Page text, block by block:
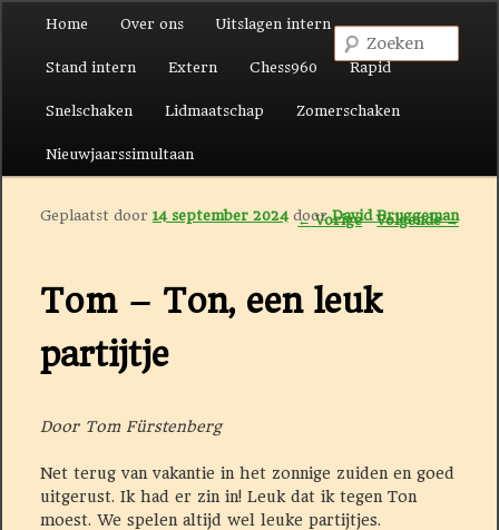
Spring naar de primaire inhoud
Spring naar de secundaire inhoud
Home Over ons Uitslagen intern
Stand intern Extern Chess960 Rapid
Snelschaken Lidmaatschap Zomerschaken
Nieuwjaarssimultaan
Berichtnavigatie
←Vorige Volgende→
Tom – Ton, een leuk
partijtje
Geplaatst door 14 september 2024 doorDavid Bruggeman
Door Tom Fürstenberg
Net terug van vakantie in het zonnige zuiden en goed
uitgerust. Ik had er zin in! Leuk dat ik tegen Ton
moest. We spelen altijd wel leuke partijtjes.